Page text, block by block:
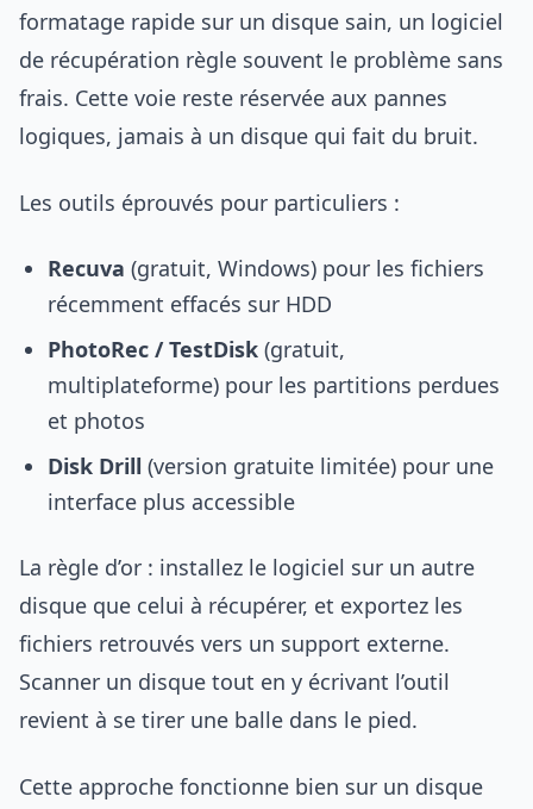
formatage rapide sur un disque sain, un logiciel
de récupération règle souvent le problème sans
frais. Cette voie reste réservée aux pannes
logiques, jamais à un disque qui fait du bruit.
Les outils éprouvés pour particuliers :
Recuva (gratuit, Windows) pour les fichiers
récemment effacés sur HDD
PhotoRec / TestDisk (gratuit,
multiplateforme) pour les partitions perdues
et photos
Disk Drill (version gratuite limitée) pour une
interface plus accessible
La règle d’or : installez le logiciel sur un autre
disque que celui à récupérer, et exportez les
fichiers retrouvés vers un support externe.
Scanner un disque tout en y écrivant l’outil
revient à se tirer une balle dans le pied.
Cette approche fonctionne bien sur un disque